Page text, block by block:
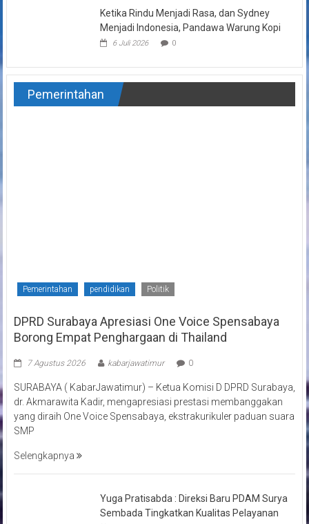
Ketika Rindu Menjadi Rasa, dan Sydney
Menjadi Indonesia, Pandawa Warung Kopi
6 Juli 2026 0
Pemerintahan
Pemerintahan pendidikan Politik
DPRD Surabaya Apresiasi One Voice Spensabaya
Borong Empat Penghargaan di Thailand
7 Agustus 2026 kabarjawatimur 0
SURABAYA ( KabarJawatimur) – Ketua Komisi D DPRD Surabaya,
dr. Akmarawita Kadir, mengapresiasi prestasi membanggakan
yang diraih One Voice Spensabaya, ekstrakurikuler paduan suara
SMP
Selengkapnya
Yuga Pratisabda : Direksi Baru PDAM Surya
Sembada Tingkatkan Kualitas Pelayanan